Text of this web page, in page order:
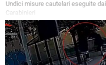
Undici misure cautelari eseguite dai
Carabinieri